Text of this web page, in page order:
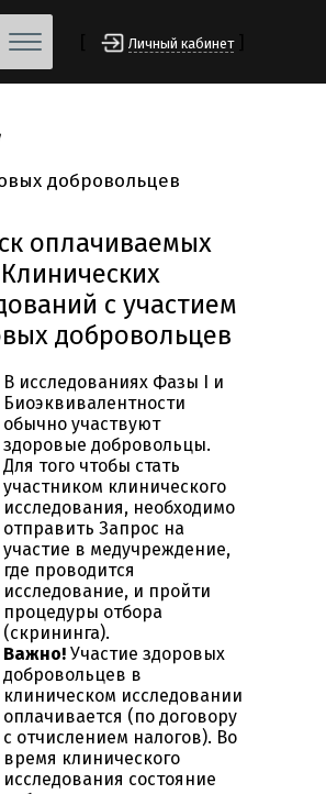
Личный кабинет
добровольцев
оплачиваемых
Клинических
с участием
добровольцев
В исследованиях Фазы I и
Биоэквивалентности
обычно участвуют
здоровые добровольцы.
Для того чтобы стать
участником клинического
исследования, необходимо
отправить Запрос на
участие в медучреждение,
где проводится
исследование, и пройти
процедуры отбора
(скрининга).
Важно! Участие здоровых
добровольцев в
клиническом исследовании
оплачивается (по договору
с отчислением налогов). Во
время клинического
исследования состояние